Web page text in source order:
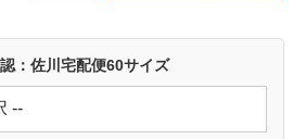
プ
：佐川宅配便60サイズ